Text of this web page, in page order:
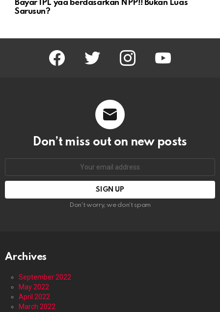
Bayar IPL yaa berdasarkan NPP!! Bukan Luas
Sarusun?
facebook twitter instagram youtube
Don’t miss out on new posts
Don't worry, we don't spam
Archives
September 2022
May 2022
April 2022
March 2022